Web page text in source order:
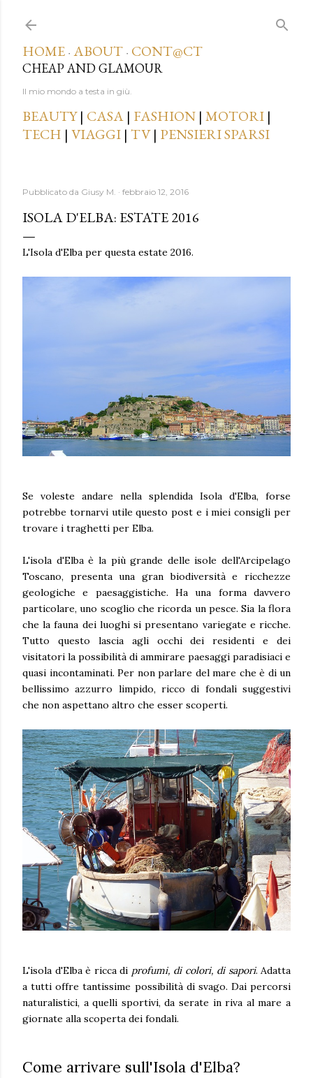
HOME · ABOUT · CONT@CT
CHEAP AND GLAMOUR
Il mio mondo a testa in giù.
BEAUTY| CASA | FASHION | MOTORI |
TECH | VIAGGI | TV| PENSIERI SPARSI
Pubblicato da Giusy M. febbraio 12, 2016
ISOLA D'ELBA: ESTATE 2016
L'Isola d'Elba per questa estate 2016.
Se voleste andare nella splendida Isola d'Elba, forse
potrebbe tornarvi utile questo post e i miei consigli per
trovare i traghetti per Elba.
L'isola d'Elba è la più grande delle isole dell'Arcipelago
Toscano, presenta una gran biodiversità e ricchezze
geologiche e paesaggistiche. Ha una forma davvero
particolare, uno scoglio che ricorda un pesce. Sia la flora
che la fauna dei luoghi si presentano variegate e ricche.
Tutto questo lascia agli occhi dei residenti e dei
visitatori la possibilità di ammirare paesaggi paradisiaci e
quasi incontaminati. Per non parlare del mare che è di un
bellissimo azzurro limpido, ricco di fondali suggestivi
che non aspettano altro che esser scoperti.
L'isola d'Elba è ricca di profumi, di colori, di sapori. Adatta
a tutti offre tantissime possibilità di svago. Dai percorsi
naturalistici, a quelli sportivi, da serate in riva al mare a
giornate alla scoperta dei fondali.
Come arrivare sull'Isola d'Elba?